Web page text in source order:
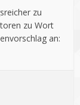
zu
zu Wort
an: